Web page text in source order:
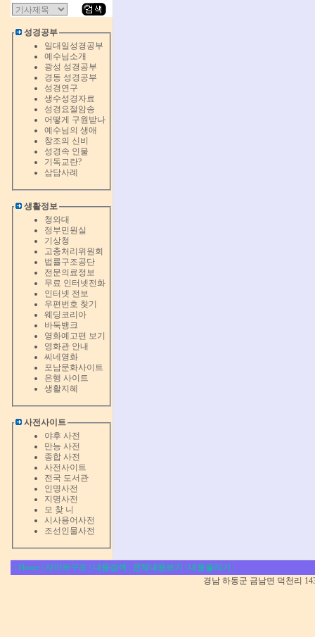
성경공부
일대일성경공부
예수님소개
광성 성경공부
경동 성경공부
성경연구
생수성경자료
성경요절암송
어떻게 구원받나
예수님의 생애
창조의 신비
성경속 인물
기독교란?
삼담사례
생활정보
청와대
정부민원실
기상청
고충처리위원회
법률구조공단
전문의료정보
무료 인터넷전화
인터넷 전보
우편번호 찾기
웨딩코리아
바둑뱅크
영화예고편 보기
영화관 안내
씨네영화
포남문화사이트
은행 사이트
생활지혜
사전사이트
야후 사전
만능 사전
종합 사전
사전사이트
전국 도서관
인명사전
지명사전
모 찾 니
시사용어사전
조선인물사전
Home 사이트구조 내용검색 전체내용보기 내용올리기
경남 하동군 금남면 덕천리